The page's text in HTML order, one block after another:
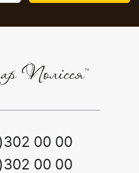
00 00
00 00